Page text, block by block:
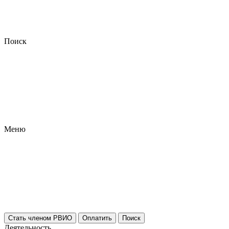
Поиск
Меню
Стать членом РВИО Оплатить Поиск